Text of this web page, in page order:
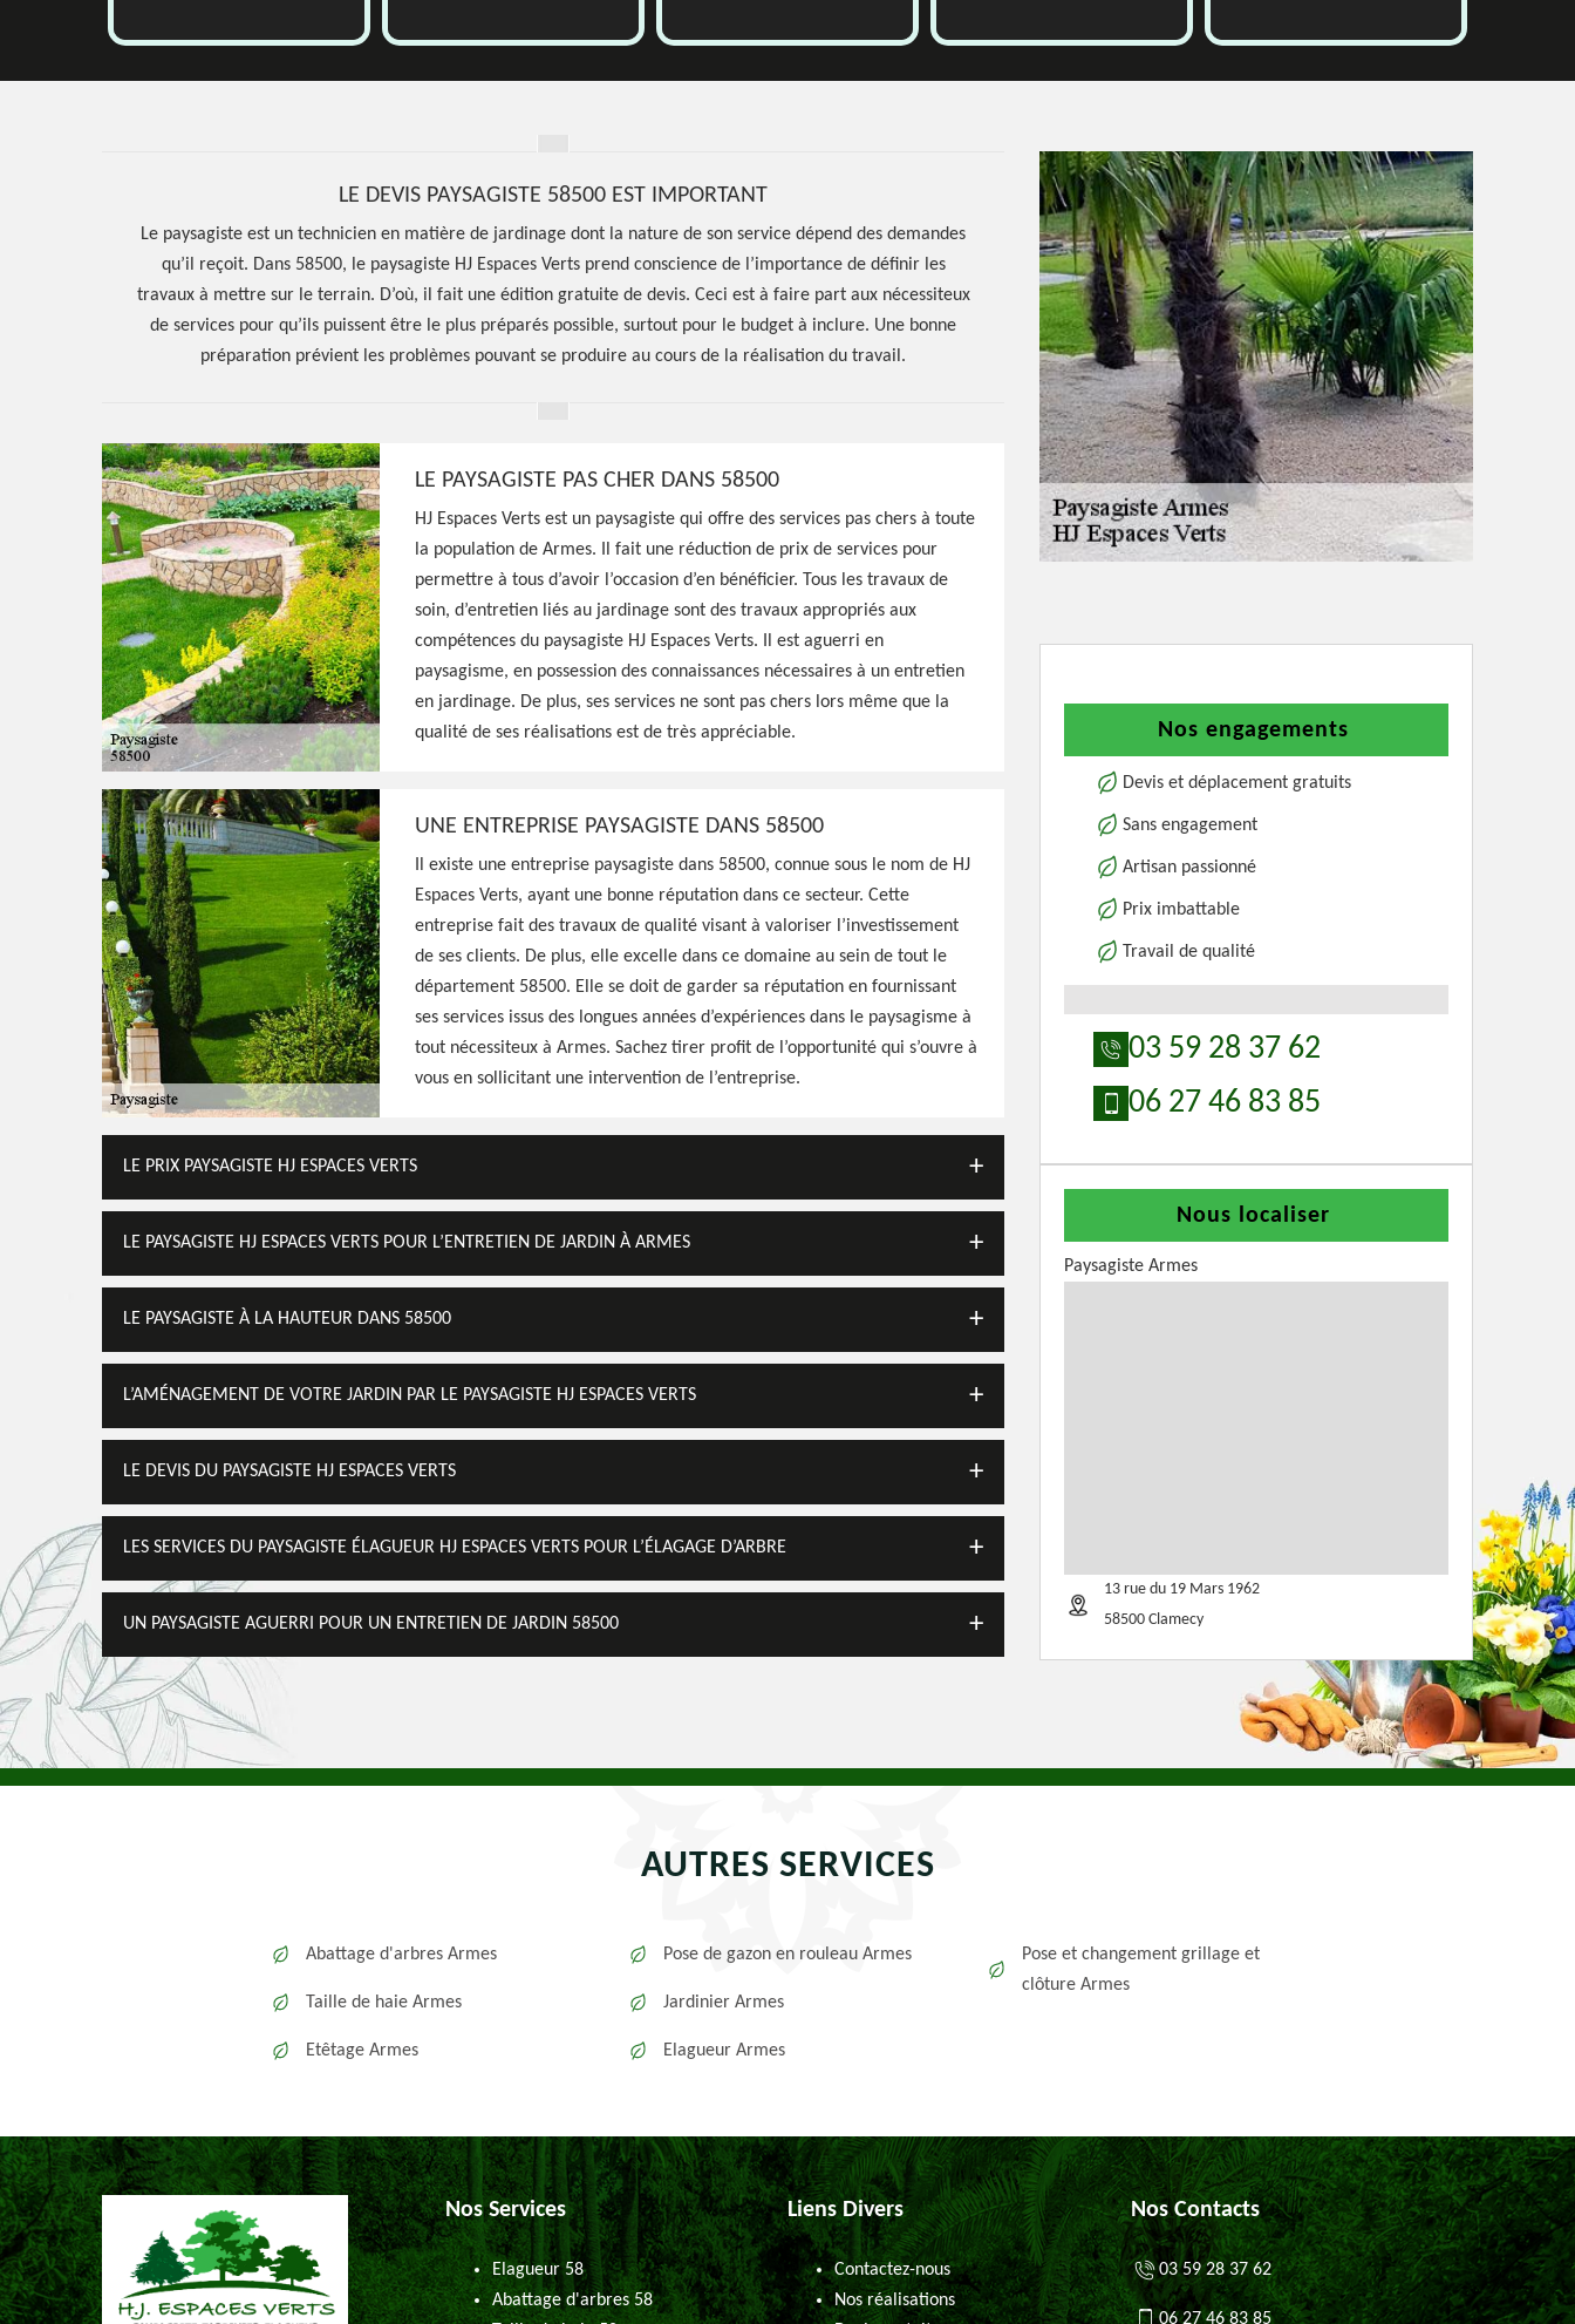
Hoerter Joseph Elagage 58
Artisan paysagiste
Armes 58500
Excellent paysagiste à Armes 58500, HJ Espaces Verts est une
entreprise à l'écoute qui peut aménager votre espace vert selon vos
idées et exigences, prestation pas cher
Voir Nos Realisations Contactez-Nous!
LE DEVIS PAYSAGISTE 58500 EST IMPORTANT
Le paysagiste est un technicien en matière de jardinage dont la nature de son service dépend des demandes
qu’il reçoit. Dans 58500, le paysagiste HJ Espaces Verts prend conscience de l’importance de définir les
travaux à mettre sur le terrain. D’où, il fait une édition gratuite de devis. Ceci est à faire part aux nécessiteux
de services pour qu’ils puissent être le plus préparés possible, surtout pour le budget à inclure. Une bonne
préparation prévient les problèmes pouvant se produire au cours de la réalisation du travail.
LE PAYSAGISTE PAS CHER DANS 58500
HJ Espaces Verts est un paysagiste qui offre des services pas chers à toute
la population de Armes. Il fait une réduction de prix de services pour
permettre à tous d’avoir l’occasion d’en bénéficier. Tous les travaux de
soin, d’entretien liés au jardinage sont des travaux appropriés aux
compétences du paysagiste HJ Espaces Verts. Il est aguerri en
paysagisme, en possession des connaissances nécessaires à un entretien
en jardinage. De plus, ses services ne sont pas chers lors même que la
qualité de ses réalisations est de très appréciable.
UNE ENTREPRISE PAYSAGISTE DANS 58500
Il existe une entreprise paysagiste dans 58500, connue sous le nom de HJ
Espaces Verts, ayant une bonne réputation dans ce secteur. Cette
entreprise fait des travaux de qualité visant à valoriser l’investissement
de ses clients. De plus, elle excelle dans ce domaine au sein de tout le
département 58500. Elle se doit de garder sa réputation en fournissant
ses services issus des longues années d’expériences dans le paysagisme à
tout nécessiteux à Armes. Sachez tirer profit de l’opportunité qui s’ouvre à
vous en sollicitant une intervention de l’entreprise.
LE PRIX PAYSAGISTE HJ ESPACES VERTS
LE PAYSAGISTE HJ ESPACES VERTS POUR L’ENTRETIEN DE JARDIN À ARMES
LE PAYSAGISTE À LA HAUTEUR DANS 58500
L’AMÉNAGEMENT DE VOTRE JARDIN PAR LE PAYSAGISTE HJ ESPACES VERTS
LE DEVIS DU PAYSAGISTE HJ ESPACES VERTS
LES SERVICES DU PAYSAGISTE ÉLAGUEUR HJ ESPACES VERTS POUR L’ÉLAGAGE D’ARBRE
UN PAYSAGISTE AGUERRI POUR UN ENTRETIEN DE JARDIN 58500
Nos engagements
Devis et déplacement gratuits
Sans engagement
Artisan passionné
Prix imbattable
Travail de qualité
03 59 28 37 62
06 27 46 83 85
Nous localiser
Paysagiste Armes
13 rue du 19 Mars 1962
58500 Clamecy
AUTRES SERVICES
Abattage d'arbres Armes
Taille de haie Armes
Etêtage Armes
Pose de gazon en rouleau Armes
Jardinier Armes
Elagueur Armes
Pose et changement grillage et
clôture Armes
Nos Services
Elagueur 58
Abattage d'arbres 58
Liens Divers
Contactez-nous
Nos réalisations
Nos Contacts
03 59 28 37 62
06 27 46 83 85